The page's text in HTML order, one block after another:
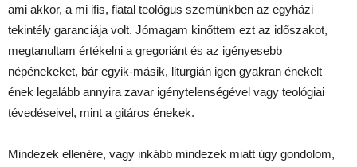
ami akkor, a mi ifis, fiatal teológus szemünkben az egyházi
tekintély garanciája volt. Jómagam kinőttem ezt az időszakot,
megtanultam értékelni a gregoriánt és az igényesebb
népénekeket, bár egyik-másik, liturgián igen gyakran énekelt
ének legalább annyira zavar igénytelenségével vagy teológiai
tévedéseivel, mint a gitáros énekek.
Mindezek ellenére, vagy inkább mindezek miatt úgy gondolom,